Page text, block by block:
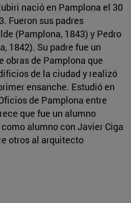
nació en Pamplona el 30
Fueron sus padres
(Pamplona, 1843) y Pedro
1842). Su padre fue un
obras de Pamplona que
de la ciudad y realizó
ensanche. Estudió en
de Pamplona entre
que fue un alumno
alumno con Javier Ciga
otros al arquitecto